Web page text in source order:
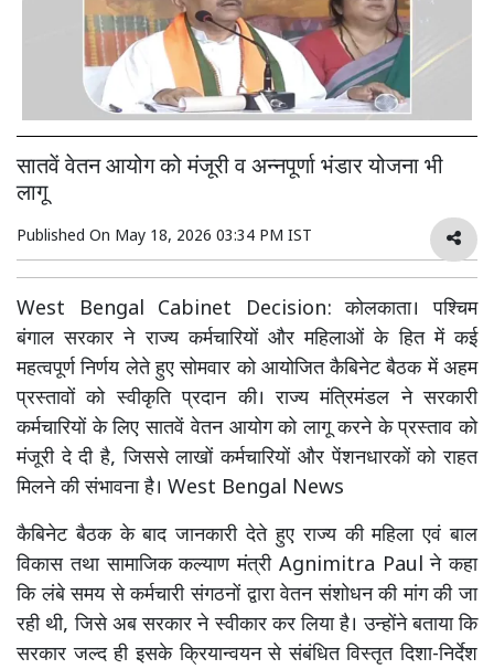
सातवें वेतन आयोग को मंजूरी व अन्नपूर्णा भंडार योजना भी
लागू
Published On May 18, 2026 03:34 PM IST
West Bengal Cabinet Decision: कोलकाता। पश्चिम
बंगाल सरकार ने राज्य कर्मचारियों और महिलाओं के हित में कई
महत्वपूर्ण निर्णय लेते हुए सोमवार को आयोजित कैबिनेट बैठक में अहम
प्रस्तावों को स्वीकृति प्रदान की। राज्य मंत्रिमंडल ने सरकारी
कर्मचारियों के लिए सातवें वेतन आयोग को लागू करने के प्रस्ताव को
मंजूरी दे दी है, जिससे लाखों कर्मचारियों और पेंशनधारकों को राहत
मिलने की संभावना है। West Bengal News
कैबिनेट बैठक के बाद जानकारी देते हुए राज्य की महिला एवं बाल
विकास तथा सामाजिक कल्याण मंत्री Agnimitra Paul ने कहा
कि लंबे समय से कर्मचारी संगठनों द्वारा वेतन संशोधन की मांग की जा
रही थी, जिसे अब सरकार ने स्वीकार कर लिया है। उन्होंने बताया कि
सरकार जल्द ही इसके क्रियान्वयन से संबंधित विस्तृत दिशा-निर्देश